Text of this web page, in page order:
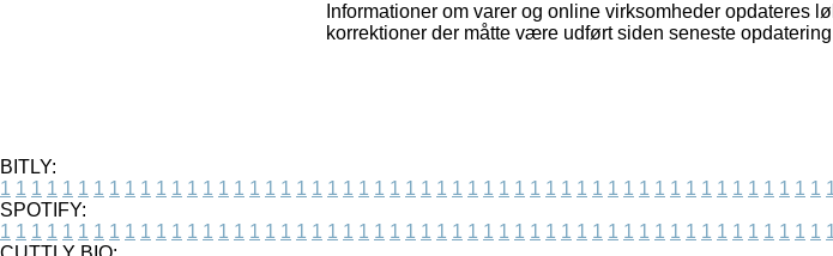
Informationer om varer og online virksomheder opdateres
korrektioner der måtte være udført siden seneste
BITLY:
1 1 1 1 1 1 1 1 1 1 1 1 1 1 1 1 1 1 1 1 1 1 1 1 1 1 1 1 1 1 1 1 1 1 1 1 1 1 1 1 1 1 1 1 1 1 1 1 1 1 1 1 1
SPOTIFY:
1 1 1 1 1 1 1 1 1 1 1 1 1 1 1 1 1 1 1 1 1 1 1 1 1 1 1 1 1 1 1 1 1 1 1 1 1 1 1 1 1 1 1 1 1 1 1 1 1 1 1 1 1